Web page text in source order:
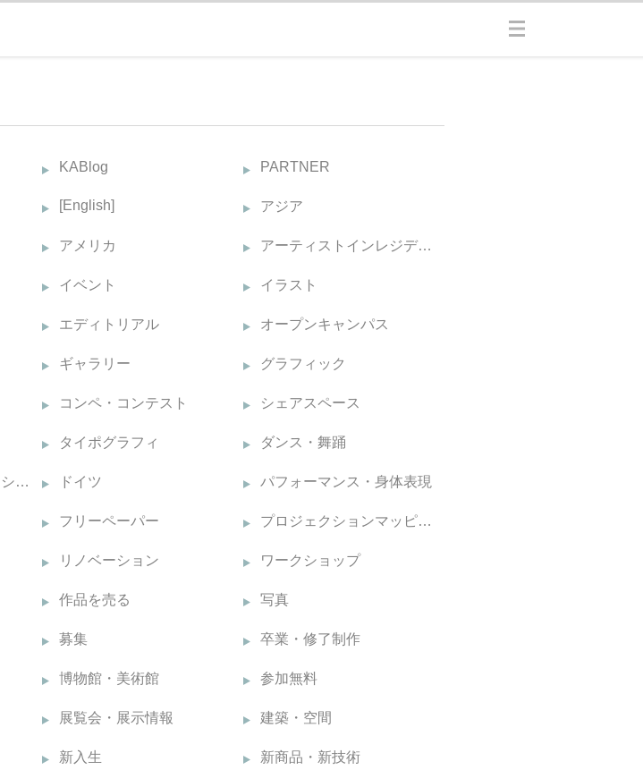
KABlog PARTNER
[English] アジア
アメリカ アーティストインレジデンス
イベント イラスト
エディトリアル オープンキャンパス
ギャラリー グラフィック
コンペ・コンテスト シェアスペース
タイポグラフィ ダンス・舞踊
デジタルファブリケーション ドイツ パフォーマンス・身体表現
フリーペーパー プロジェクションマッピング
リノベーション ワークショップ
作品を売る 写真
募集 卒業・修了制作
博物館・美術館 参加無料
展覧会・展示情報 建築・空間
新入生 新商品・新技術